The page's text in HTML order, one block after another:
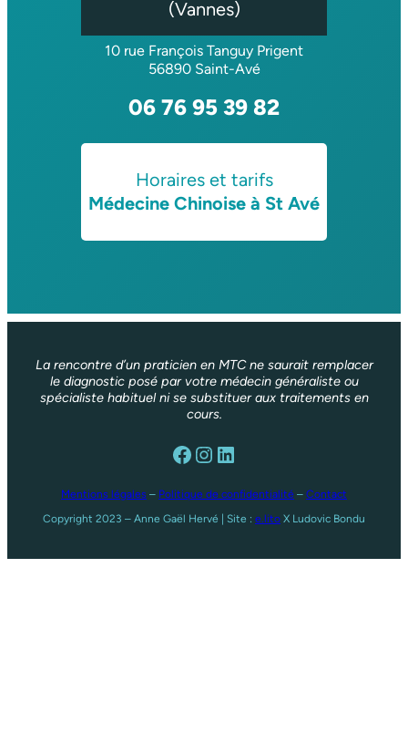
(Vannes)
10 rue François Tanguy Prigent
56890 Saint-Avé
06 76 95 39 82
Horaires et tarifs
Médecine Chinoise à St Avé
La rencontre d’un praticien en MTC ne saurait remplacer
le diagnostic posé par votre médecin généraliste ou
spécialiste habituel ni se substituer aux traitements en
cours.
Facebook
Instagram
LinkedIn
Mentions légales – Politique de confidentialité – Contact
Copyright 2023 – Anne Gaël Hervé | Site : e.lito X Ludovic Bondu